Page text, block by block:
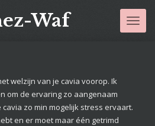
Waf
welzijn van je cavia voorop. Ik
om de ervaring zo aangenaam
zo min mogelijk stress ervaart.
en er moet maar één getrimd